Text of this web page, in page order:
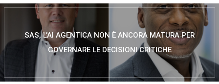
SAS, L’AI AGENTICA NON È ANCORA MATURA PER
GOVERNARE LE DECISIONI CRITICHE